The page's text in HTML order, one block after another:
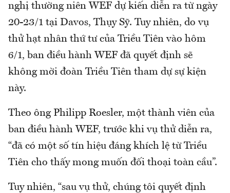
nghị thường niên WEF dự kiến diễn ra từ ngày
20-23/1 tại Davos, Thụy Sỹ. Tuy nhiên, do vụ
thử hạt nhân thứ tư của Triều Tiên vào hôm
6/1, ban điều hành WEF đã quyết định sẽ
không mời đoàn Triều Tiên tham dự sự kiện
này.
Theo ông Philipp Roesler, một thành viên của
ban điều hành WEF, trước khi vụ thử diễn ra,
“đã có một số tín hiệu đáng khích lệ từ Triều
Tiên cho thấy mong muốn đối thoại toàn cầu”.
Tuy nhiên, “sau vụ thử, chúng tôi quyết định